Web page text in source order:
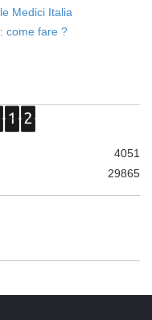
Medici Italia
come fare ?
4051
29865